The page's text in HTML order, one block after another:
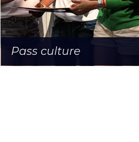
Pass culture